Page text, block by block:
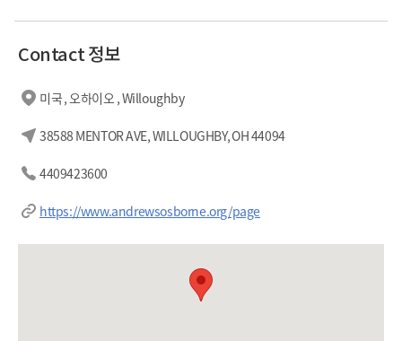
Contact 정보
미국 , 오하이오 , Willoughby
38588 MENTOR AVE, WILLOUGHBY, OH 44094
4409423600
https://www.andrewsosborne.org/page